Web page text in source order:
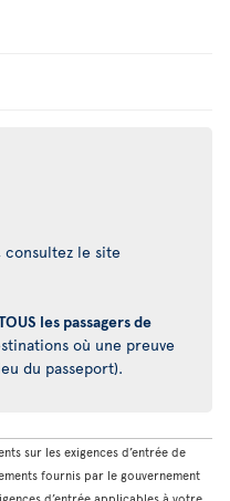
consultez le site
les passagers de
où une preuve
du passeport).
sur les exigences d’entrée de
fournis par le gouvernement